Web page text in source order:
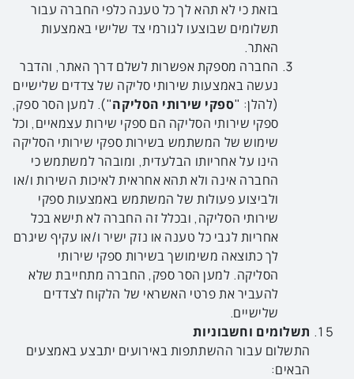
בזאת כי לא תהא לך כל טענה כלפי החברה עבור
תשלומים שבוצעו לגורמי צד שלישי באמצעות
האתר.
החברה מספקת אפשרות לשלם דרך האתר, והדבר
נעשה באמצעות שירותי סליקה של צדדים שלישיים
(להלן: "ספקי שירותי הסליקה"). למען הסר ספק,
ספקי שירותי הסליקה הם ספקי שירות עצמאיים, וכל
שימוש של המשתמש בשירות ספקי שירותי הסליקה
הינו על אחריותו הבלעדית, ומובהר למשתמש כי
החברה אינה ולא תהא אחראית לאיכות השירות ו/או
ולביצוע פעולות של המשתמש באמצעות ספקי
שירותי הסליקה, ובכלל זה החברה לא תישא בכל
אחריות לגבי כל טענה או נזק ישיר ו/או עקיף שיגרם
לך כתוצאה משימושך בשירות ספקי שירותי
הסליקה. למען הסר ספק, החברה מתחייבת שלא
להעביר את פרטי האשראי של הלקוח לצדדים
שלישיים.
תשלומים וחשבוניות
התשלום עבור ההשתתפות באירועים יתבצע באמצעים
הבאים: